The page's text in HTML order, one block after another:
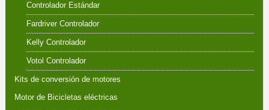
Controlador Estándar
Fardriver Controlador
Kelly Controlador
Votol Controlador
Kits de conversión de motores
Motor de Bicicletas eléctricas